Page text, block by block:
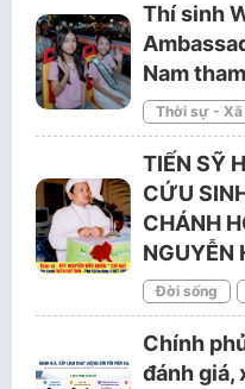
Thí sinh
Nam
Thời sự - Xã
TIẾN SỸ
CỨU
CHÁNH
NGUYỄN
Đời sống
Chính
đánh giá,